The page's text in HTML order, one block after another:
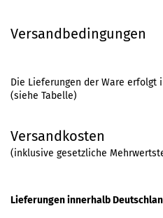
Versandbedingungen
Die Lieferungen der Ware
(siehe Tabelle)
Versandkosten
(inklusive gesetzliche
Lieferungen innerhalb